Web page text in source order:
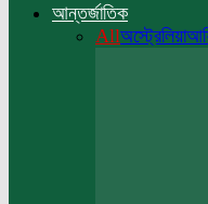
আন্তর্জাতিক
Allঅস্ট্রেলিয়া